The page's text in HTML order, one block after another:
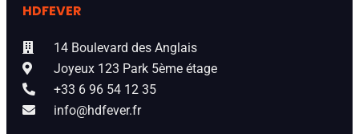
HDFEVER
14 Boulevard des Anglais
Joyeux 123 Park 5ème étage
+33 6 96 54 12 35
info@hdfever.fr